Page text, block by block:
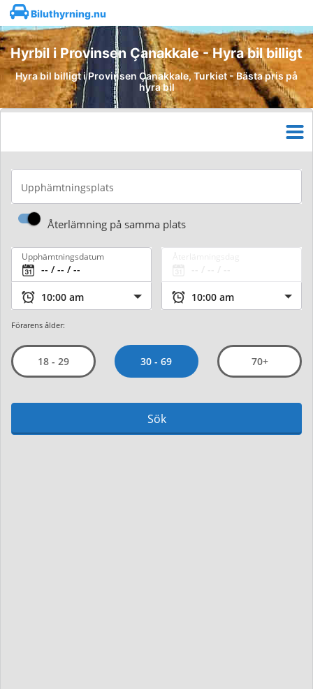
Biluthyrning.nu
Hyrbil i Provinsen Çanakkale - Hyra bil billigt
Hyra bil billigt i Provinsen Çanakkale, Turkiet - Bästa pris på
hyra bil
Upphämtningsplats
Återlämning på samma plats
Upphämtningsdatum
Förarens ålder:
18 - 29 30 - 69 70+
Sök